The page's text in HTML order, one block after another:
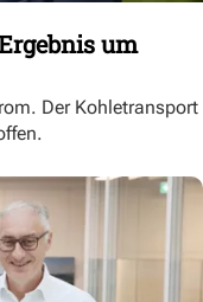
um
Der Kohletransport